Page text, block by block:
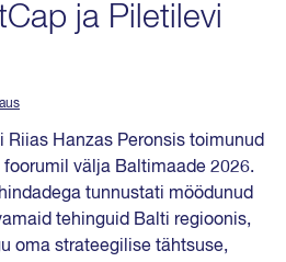
ja Piletilevi
Hanzas Peronsis toimunud
välja Baltimaade 2026.
tunnustati möödunud
tehinguid Balti regioonis,
oma strateegilise tähtsuse,